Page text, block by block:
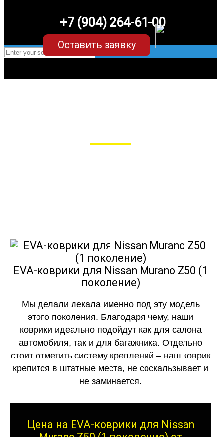
+7 (904) 264-61-00
Оставить заявку
EVA-коврики для Nissan Murano Z50 (1
поколение)
Мы делали лекала именно под эту модель
этого поколения. Благодаря чему, наши
коврики идеально подойдут как для салона
автомобиля, так и для багажника. Отдельно
стоит отметить систему креплений – наш коврик
крепится в штатные места, не соскальзывает и
не заминается.
Цена на EVA-коврики для Nissan